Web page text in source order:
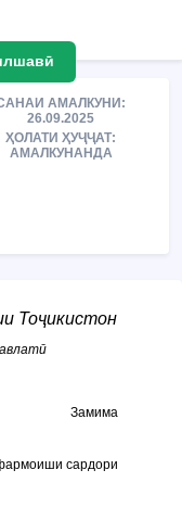
АМАЛКУНИ:
26.09.2025
ҲОЛАТИ ҲУҶҶАТ:
АМАЛКУНАНДА
Тоҷикистон
Замима
сардори